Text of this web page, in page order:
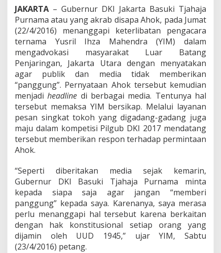
P
a
n
g
u
n
g
"
O
l
e
h
A
h
o
k
u
s
r
M
a
l
JAKARTA – Gubernur DKI Jakarta Basuki Tjahaja
Purnama atau yang akrab disapa Ahok, pada Jumat
(22/4/2016) menanggapi keterlibatan pengacara
ternama Yusril Ihza Mahendra (YIM) dalam
mengadvokasi masyarakat Luar Batang
Penjaringan, Jakarta Utara dengan menyatakan
agar publik dan media tidak memberikan
“panggung”. Pernyataan Ahok tersebut kemudian
menjadiheadline di berbagai media. Tentunya hal
tersebut memaksa YIM bersikap. Melalui layanan
pesan singkat tokoh yang digadang-gadang juga
maju dalam kompetisi Pilgub DKI 2017 mendatang
tersebut memberikan respon terhadap permintaan
Ahok.
“Seperti diberitakan media sejak kemarin,
Gubernur DKI Basuki Tjahaja Purnama minta
kepada siapa saja agar jangan “memberi
panggung” kepada saya. Karenanya, saya merasa
perlu menanggapi hal tersebut karena berkaitan
dengan hak konstitusional setiap orang yang
dijamin oleh UUD 1945,” ujar YIM, Sabtu
(23/4/2016) petang.